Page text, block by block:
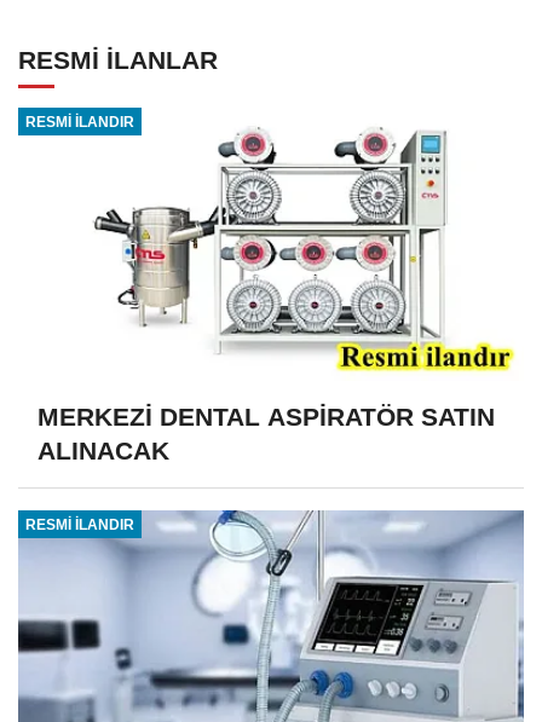
RESMİ İLANLAR
RESMİ İLANDIR
MERKEZİ DENTAL ASPİRATÖR SATIN
ALINACAK
RESMİ İLANDIR